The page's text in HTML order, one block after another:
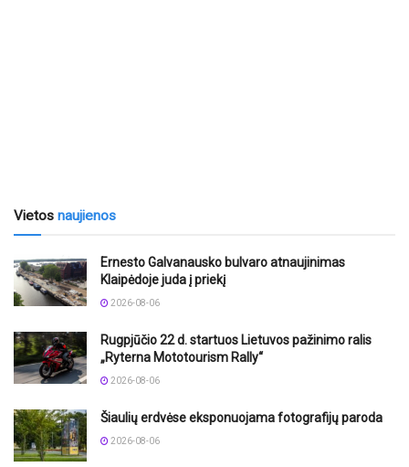
Vietos naujienos
Ernesto Galvanausko bulvaro atnaujinimas
Klaipėdoje juda į priekį
2026-08-06
Rugpjūčio 22 d. startuos Lietuvos pažinimo ralis
„Ryterna Mototourism Rally“
2026-08-06
Šiaulių erdvėse eksponuojama fotografijų paroda
2026-08-06